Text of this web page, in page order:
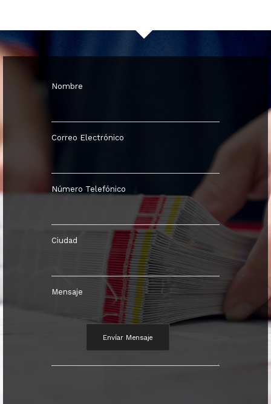
Nombre
Correo Electrónico
Número Telefónico
Ciudad
Mensaje